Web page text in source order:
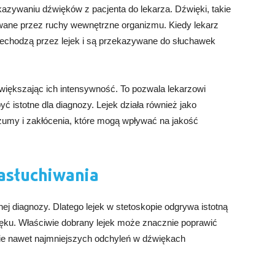
dźwięków z pacjenta do lekarza. Dźwięki, takie
przez ruchy wewnętrzne organizmu. Kiedy lekarz
przez lejek i są przekazywane do słuchawek
ich intensywność. To pozwala lekarzowi
istotne dla diagnozy. Lejek działa również jako
i zakłócenia, które mogą wpływać na jakość
diagnozy. Dlatego lejek w stetoskopie odgrywa istotną
Właściwie dobrany lejek może znacznie poprawić
nawet najmniejszych odchyleń w dźwiękach